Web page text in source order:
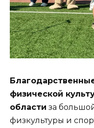
физической
области за
физкультуры и